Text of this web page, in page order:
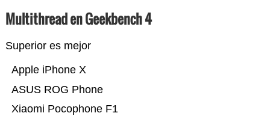
Multithread en Geekbench 4
Superior es mejor
Xiaomi Pocophone F1
ASUS ROG Phone
Apple iPhone X